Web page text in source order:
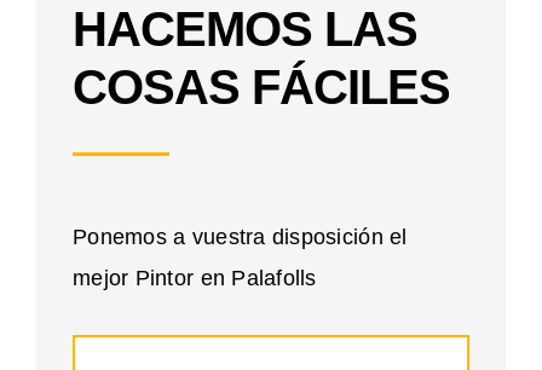
HACEMOS LAS
COSAS FÁCILES
Ponemos a vuestra disposición el
mejor Pintor en Palafolls